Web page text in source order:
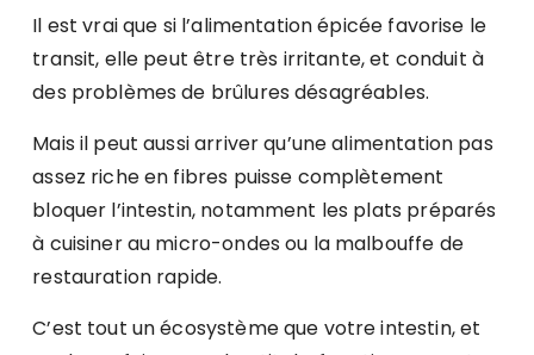
Il est vrai que si l’alimentation épicée favorise le
transit, elle peut être très irritante, et conduit à
des problèmes de brûlures désagréables.
Mais il peut aussi arriver qu’une alimentation pas
assez riche en fibres puisse complètement
bloquer l’intestin, notamment les plats préparés
à cuisiner au micro-ondes ou la malbouffe de
restauration rapide.
C’est tout un écosystème que votre intestin, et